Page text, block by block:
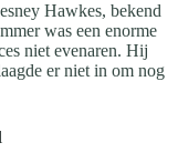
Hawkes, bekend
was een enorme
niet evenaren. Hij
er niet in om nog